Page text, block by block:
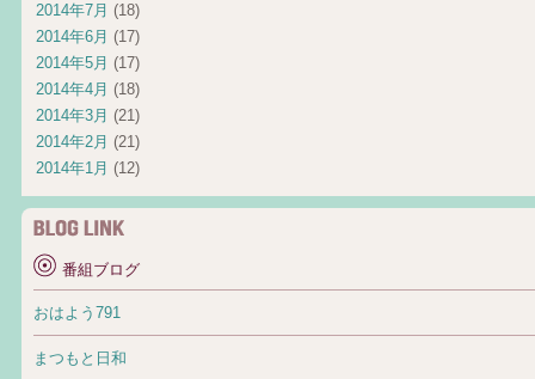
2014年7月 (18)
2014年6月 (17)
2014年5月 (17)
2014年4月 (18)
2014年3月 (21)
2014年2月 (21)
2014年1月 (12)
番組ブログ
おはよう791
まつもと日和